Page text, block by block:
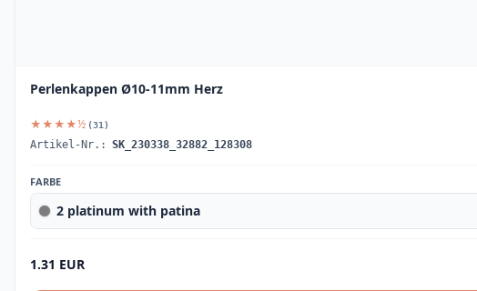
Perlenkappen Ø10-11mm Herz
★★★★½ (31)
Artikel-Nr.: SK_230338_32882_128308
FARBE
2 platinum with patina
1.31 EUR